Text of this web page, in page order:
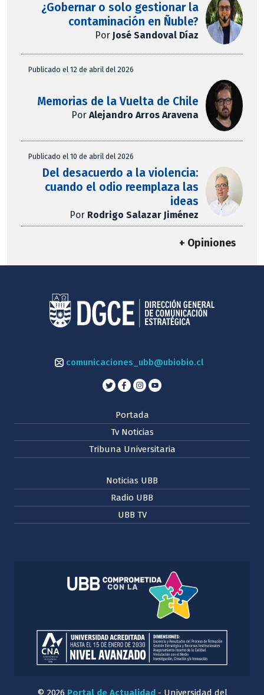
¿Gobernar o solo gestionar la
contaminación en Ñuble?
Por José Sandoval Díaz
Publicado el 12 de abril del 2026
Memorias de la Vuelta de Chile
PorAlejandro Arros Aravena
Publicado el 10 de abril del 2026
Del desacuerdo a la violencia:
cuando el odio reemplaza las
ideas
Por Rodrigo Salazar Jiménez
+ Opiniones
comunicaciones_ubb@ubiobio.cl
Portada
Tv Noticias
Tribuna Universitaria
Noticias UBB
Radio UBB
UBB TV
© 2026 Portal de Actualidad- Universidad del